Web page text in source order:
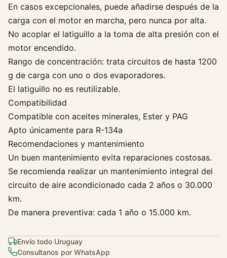
En casos excepcionales, puede añadirse después de la
carga con el motor en marcha, pero nunca por alta.
No acoplar el latiguillo a la toma de alta presión con el
motor encendido.
Rango de concentración: trata circuitos de hasta 1200
g de carga con uno o dos evaporadores.
El latiguillo no es reutilizable.
Compatibilidad
Compatible con aceites minerales, Ester y PAG
Apto únicamente para R-134a
Recomendaciones y mantenimiento
Un buen mantenimiento evita reparaciones costosas.
Se recomienda realizar un mantenimiento integral del
circuito de aire acondicionado cada 2 años o 30.000
km.
De manera preventiva: cada 1 año o 15.000 km.
Envío todo Uruguay
Consultanos por WhatsApp